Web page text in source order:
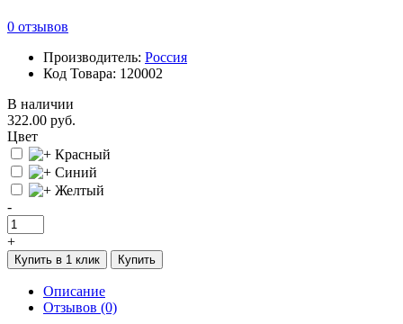
0 отзывов
Производитель: Россия
Код Товара: 120002
В наличии
322.00 руб.
Цвет
Красный
Синий
Желтый
-
+
Купить в 1 клик Купить
Описание
Отзывов (0)